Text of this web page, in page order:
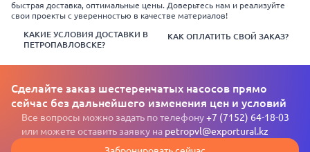
быстрая доставка, оптимальные цены. Доверьтесь нам и реализуйте
свои проекты с уверенностью в качестве материалов!
КАКИЕ УСЛОВИЯ ДОСТАВКИ В
ПЕТРОПАВЛОВСКЕ?
КАК ОПЛАТИТЬ СВОЙ ЗАКАЗ?
Сделайте заказ шестеренчатых насосов прямо
сейчас без дальнейшего изменения цен и условий
Все вопросы можно задать по телефону+7 (7152) 64-18-03
или можете оставить заявку на petropvl@exportural.kz